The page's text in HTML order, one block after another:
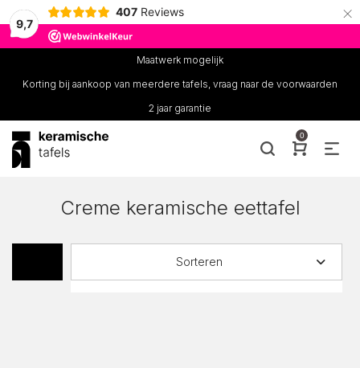
9,7
407 Reviews ×
Maatwerk mogelijk
Korting bij aankoop van meerdere tafels, vraag naar de voorwaarden
2 jaar garantie
0
Creme keramische eettafel
Sorteren